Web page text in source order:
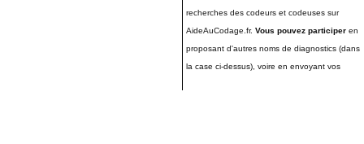
recherches des codeurs et codeuses sur
AideAuCodage.fr. Vous pouvez participer en
proposant d'autres noms de diagnostics (dans
la case ci-dessus), voire en envoyant vos